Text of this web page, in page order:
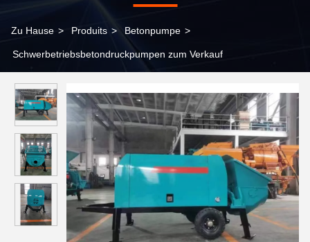
Zu Hause > Produits > Betonpumpe >
Schwerbetriebsbetondruckpumpen zum Verkauf